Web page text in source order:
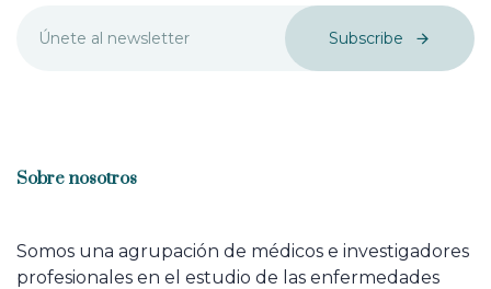
Subscribe
Sobre nosotros
Somos una agrupación de médicos e investigadores
profesionales en el estudio de las enfermedades